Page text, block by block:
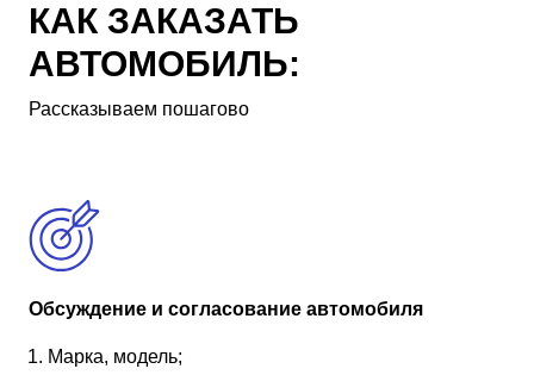
КАК ЗАКАЗАТЬ
АВТОМОБИЛЬ:
Рассказываем пошагово
Обсуждение и согласование автомобиля
Марка, модель;